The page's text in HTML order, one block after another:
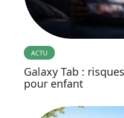
ACTU
Galaxy Tab :
pour enfant